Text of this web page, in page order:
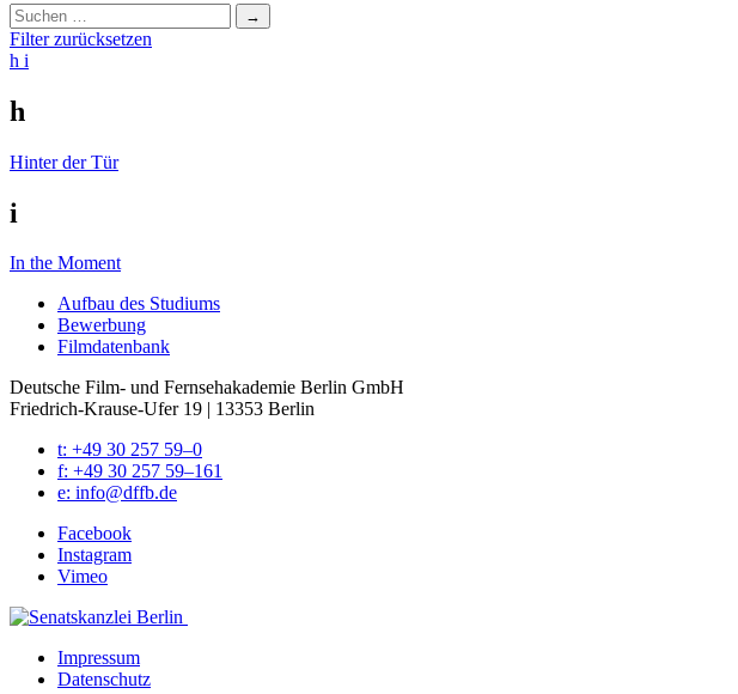
Suchen
nach:
Filter zurücksetzen
h i
h
Hinter der Tür
i
In the Moment
Auf­bau des Stu­di­ums
Bewer­bung
Film­da­ten­bank
Deutsche Film- und Fernseh­akademie Berlin GmbH
Friedrich-Krause-Ufer 19 | 13353 Berlin
t: +49 30 257 59–0
f: +49 30 257 59–161
e: info@​dffb.​de
Face­book
Insta­gram
Vimeo
Impres­sum
Daten­schutz